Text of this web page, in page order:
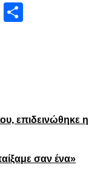
Telegram
επιδεινώθηκε η
σαν ένα»